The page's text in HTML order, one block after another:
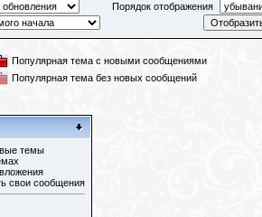
Порядок отображения
Популярная тема с новыми сообщениями
Популярная тема без новых сообщений
темы
свои сообщения